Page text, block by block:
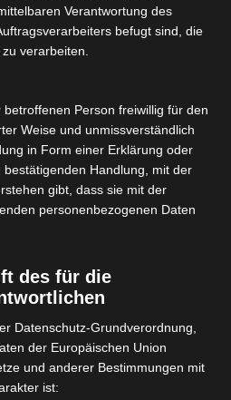
Verantwortung des
befugt sind, die
verarbeiten.
Person freiwillig für den
Weise und unmissverständlich
in Form einer Erklärung oder
Handlung, mit der
gibt, dass sie mit der
personenbezogenen Daten
des für die
Datenschutz-Grundverordnung,
der Europäischen Union
und anderer Bestimmungen mit
ist: